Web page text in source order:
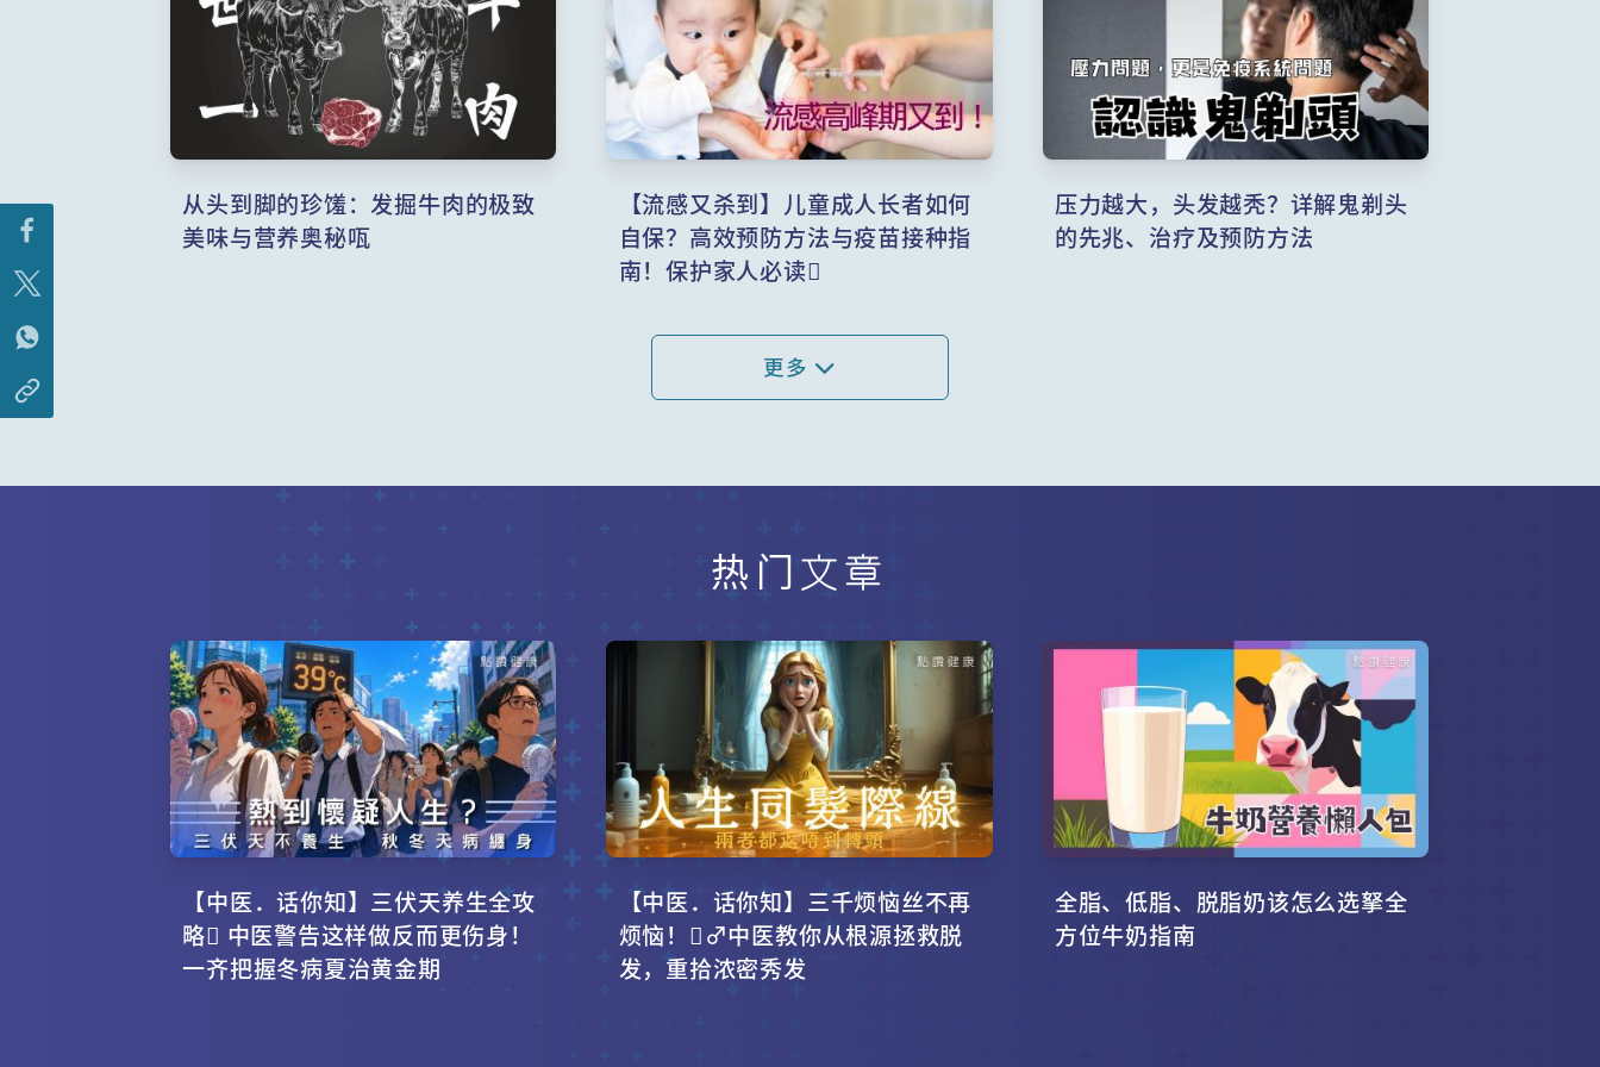
从头到脚的珍馐：发掘牛肉的极致
美味与营养奥秘咓
【流感又杀到】儿童成人长者如何
自保？高效预防方法与疫苗接种指
南！保护家人必读
压力越大，头发越秃？详解鬼剃头
的先兆、治疗及预防方法
更多
热门文章
【中医．话你知】三伏天养生全攻
略 中医警告这样做反而更伤身！
一齐把握冬病夏治黄金期
【中医．话你知】三千烦恼丝不再
烦恼！‍♂️中医教你从根源拯救脱
发，重拾浓密秀发
全脂、低脂、脱脂奶该怎么选拏全
方位牛奶指南